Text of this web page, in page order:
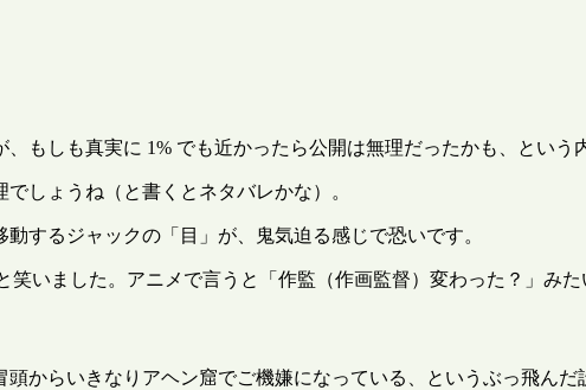
もしも真実に 1% でも近かったら公開は無理だったかも、という
しょうね（と書くとネタバレかな）。
するジャックの「目」が、鬼気迫る感じで恐いです。
いました。アニメで言うと「作監（作画監督）変わった？」みた
からいきなりアヘン窟でご機嫌になっている、というぶっ飛んだ